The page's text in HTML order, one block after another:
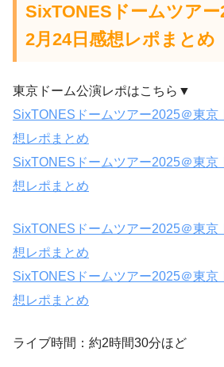
SixTONESドームツアー
2月24日感想レポまとめ
東京ドーム公演レポはこちら▼
SixTONESドームツアー2025＠東京
想レポまとめ
SixTONESドームツアー2025＠東京
想レポまとめ
SixTONESドームツアー2025＠東京
想レポまとめ
SixTONESドームツアー2025＠東京
想レポまとめ
ライブ時間：約2時間30分ほど